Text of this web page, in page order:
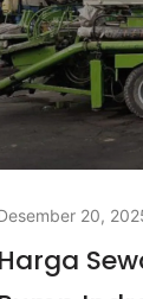
20,
Harga